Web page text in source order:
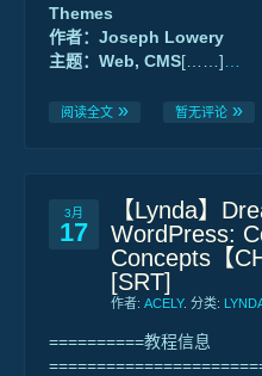
Themes
作者：Joseph Lowery
主题：Web, CMS[……]
阅读全文 暂无评论
3月
17
【Lynda】
WordPress:
Concepts【
[SRT]
作者: ACELY. 分类:
==========教程信息